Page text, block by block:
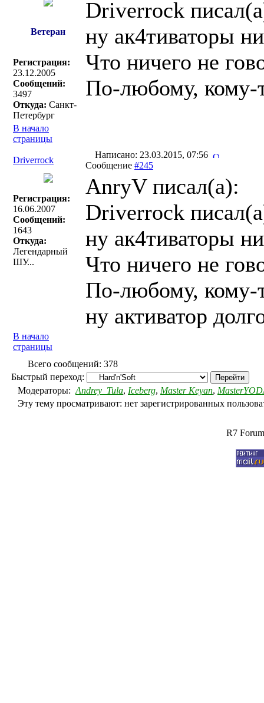
Ветеран
Регистрация:
23.12.2005
Сообщений:
3497
Откуда: Санкт-
Петербург
Driverrock
ну ак4тиваторы
Что ничего не
По-любому, кому-
В начало
страницы
Driverrock
Написано: 23.03.2015, 07:56
Сообщение #245
Регистрация:
16.06.2007
Сообщений:
1643
Откуда:
Легендарный
ШУ...
AnryV писал(a):
Driverrock
ну ак4тиваторы
Что ничего не
По-любому, кому-
ну активатор
В начало
страницы
Всего сообщений: 378
Быстрый переход:
Модераторы: Andrey_Tula, Iceberg, Master Keyan,
Эту тему просматривают: нет зарегистрированных
R7